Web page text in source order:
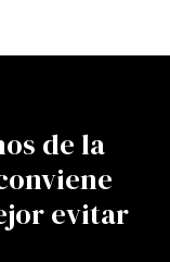
de la
evitar